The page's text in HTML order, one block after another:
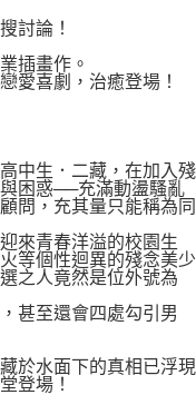
討論！
插畫作。
愛喜劇，治癒登場！
中生．二藏，在加入殘
困惑──充滿動盪騷亂
問，充其量只能稱為同
來青春洋溢的校園生
等個性迴異的殘念美少
之人竟然是位外號為
甚至還會四處勾引男
於水面下的真相已浮現
登場！